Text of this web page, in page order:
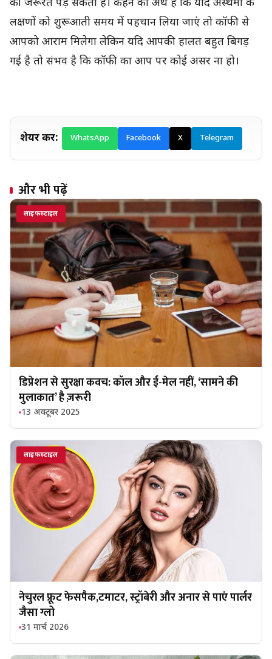
की जरूरत पड़ सकती हैं। कहने का अर्थ है कि यदि अस्थमा के
लक्षणों को शुरूआती समय में पहचान लिया जाएं तो कॉफी से
आपको आराम मिलेगा लेकिन यदि आपकी हालत बहुत बिगड़
गई है तो संभव है कि कॉफी का आप पर कोई असर ना हो।
शेयर करें: WhatsApp Facebook X Telegram
और भी पढ़ें
लाइफस्टाइल
डिप्रेशन से सुरक्षा कवच: कॉल और ई-मेल नहीं, ‘सामने की
मुलाकात’ है ज़रूरी
13 अक्टूबर 2025
लाइफस्टाइल
नेचुरल फ्रूट फेसपैक,टमाटर, स्ट्रॉबेरी और अनार से पाएं पार्लर
जैसा ग्लो
31 मार्च 2026